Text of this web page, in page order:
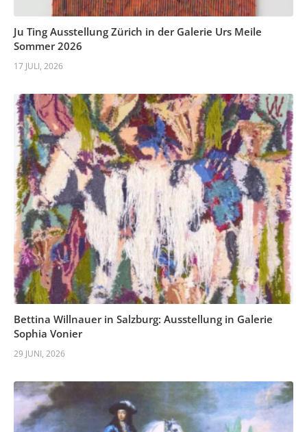
Ju Ting Ausstellung Zürich in der Galerie Urs Meile
Sommer 2026
17 JULI, 2026
Bettina Willnauer in Salzburg: Ausstellung in Galerie
Sophia Vonier
29 JUNI, 2026